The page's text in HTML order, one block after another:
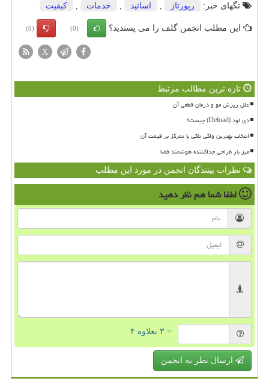
تگهای خبر:
رپورتاژ اساتید خدمات كیفیت
این مطلب انجمن گلف را می پسندید؟ (0)
(0)
X
تازه ترین مطالب مرتبط
علل ریزش مو و درمان قطعی آن
دی لود (Deload) چیست؟
انتخاب بهترین واکی تاکی با تمرکز بر قیمت آن
میز بار طراحی جداکننده هوشمند فضا
نظرات بینندگان انجمن در مورد این مطلب
لطفا شما همنظر دهید
= ۳ بعلاوه ۴
ارسال نظر به انجمن